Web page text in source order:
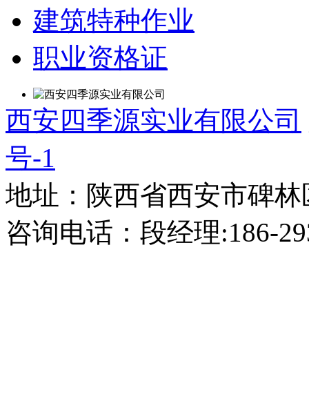
建筑特种作业
职业资格证
西安四季源实业有限公司
号-1
地址：陕西省西安市碑
咨询电话：段经理:186-